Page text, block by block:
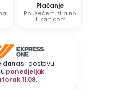
Plaćanje
Pouzećem, žiralno
ili karticom
danasi dostavu
ponedjeljak
11.08.